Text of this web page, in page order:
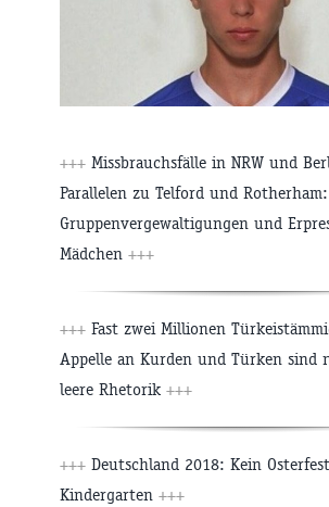
+++ Missbrauchsfälle in NRW und
Parallelen zu Telford und Rotherham:
Gruppenvergewaltigungen und
Mädchen +++
+++ Fast zwei Millionen
Appelle an Kurden und Türken sind
leere Rhetorik +++
+++ Deutschland 2018: Kein
Kindergarten +++